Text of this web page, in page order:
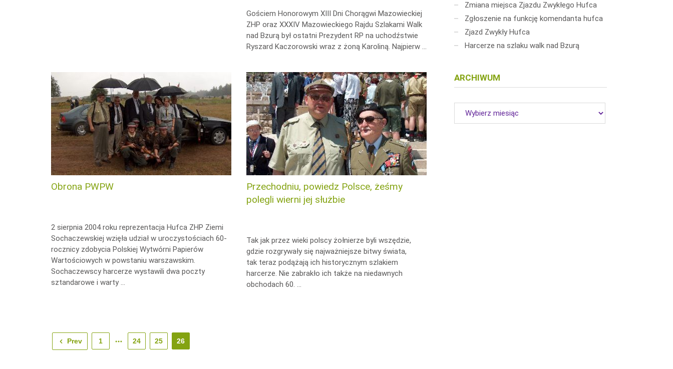
Gościem Honorowym XIII Dni Chorągwi Mazowieckiej
ZHP oraz XXXIV Mazowieckiego Rajdu Szlakami Walk
nad Bzurą był ostatni Prezydent RP na uchodźstwie
Ryszard Kaczorowski wraz z żoną Karoliną. Najpierw …
Obrona PWPW
2 sierpnia 2004 roku reprezentacja Hufca ZHP Ziemi
Sochaczewskiej wzięła udział w uroczystościach 60-
rocznicy zdobycia Polskiej Wytwórni Papierów
Wartościowych w powstaniu warszawskim.
Sochaczewscy harcerze wystawili dwa poczty
sztandarowe i warty …
Przechodniu, powiedz Polsce, żeśmy
polegli wierni jej służbie
Tak jak przez wieki polscy żołnierze byli wszędzie,
gdzie rozgrywały się najważniejsze bitwy świata,
tak teraz podążają ich historycznym szlakiem
harcerze. Nie zabrakło ich także na niedawnych
obchodach 60. …
Prev 1 24 25 26
Zmiana miejsca Zjazdu Zwykłego Hufca
Zgłoszenie na funkcję komendanta hufca
Zjazd Zwykły Hufca
Harcerze na szlaku walk nad Bzurą
ARCHIWUM
Archiwum